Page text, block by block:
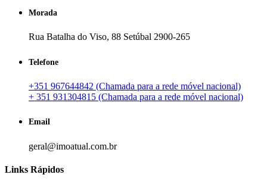
Morada
Rua Batalha do Viso, 88 Setúbal 2900-265
Telefone
+351 967644842 (Chamada para a rede móvel nacional)
+ 351 931304815 (Chamada para a rede móvel nacional)
Email
geral@imoatual.com.br
Links Rápidos